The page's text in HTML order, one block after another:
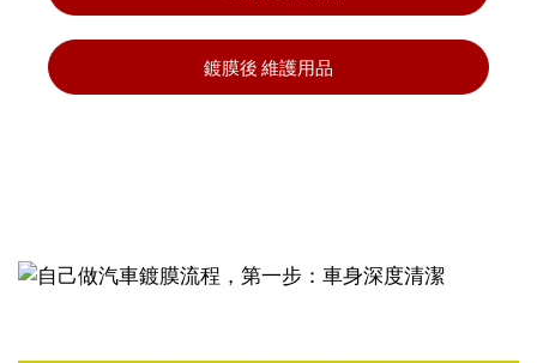
鍍膜後 維護用品